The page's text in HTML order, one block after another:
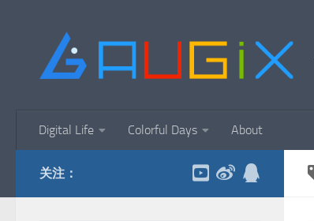
Digital Life Colorful Days About
关注：